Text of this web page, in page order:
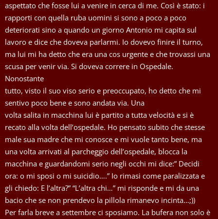
aspettato che fosse lui a venire in cerca di me. Così è stato: i
rapporti con quella ruba uomini si sono a poco a poco
deteriorati sino a quando un giorno Antonio mi capita sul
lavoro e dice che doveva parlarmi. Io dovevo finire il turno,
ma lui mi ha detto che era una cos urgente e che trovassi una
scusa per venir via. Si doveva correre in Ospedale.
Nonostante
tutto, visto il suo viso serio e preoccupato, ho detto che mi
sentivo poco bene e sono andata via. Una
volta salita in macchina lui è partito a tutta velocità e si è
recato alla volta dell’ospedale. Ho pensato subito che stesse
male sua madre che mi conosce e mi vuole tanto bene, ma
una volta arrivati al parcheggio dell’ospedale, blocca la
macchina e guardandomi serio negli occhi mi dice:” Decidi
ora: o mi sposi o mi suicidio….” Io rimasi come paralizzata e
gli chiedo: E l’altra?” “L’altra chi…” mi risponde e mi da una
bacio che se non prendevo la pillola rimanevo incinta…;))
Per farla breve a settembre ci sposiamo. La bufera non solo è